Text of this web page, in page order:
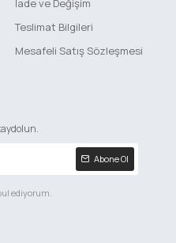
İade ve Değişim
Teslimat Bilgileri
Mesafeli Satış Sözleşmesi
Abone Ol
ediyorum.